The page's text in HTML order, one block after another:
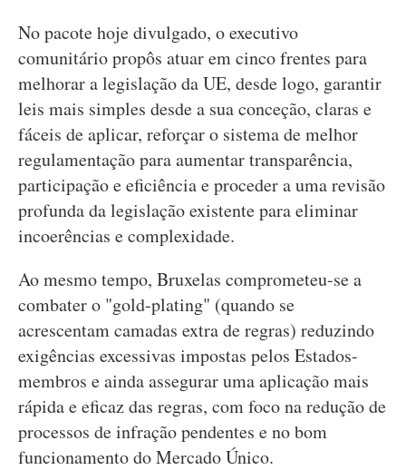
No pacote hoje divulgado, o executivo
comunitário propôs atuar em cinco frentes para
melhorar a legislação da UE, desde logo, garantir
leis mais simples desde a sua conceção, claras e
fáceis de aplicar, reforçar o sistema de melhor
regulamentação para aumentar transparência,
participação e eficiência e proceder a uma revisão
profunda da legislação existente para eliminar
incoerências e complexidade.
Ao mesmo tempo, Bruxelas comprometeu-se a
combater o "gold-plating" (quando se
acrescentam camadas extra de regras) reduzindo
exigências excessivas impostas pelos Estados-
membros e ainda assegurar uma aplicação mais
rápida e eficaz das regras, com foco na redução de
processos de infração pendentes e no bom
funcionamento do Mercado Único.